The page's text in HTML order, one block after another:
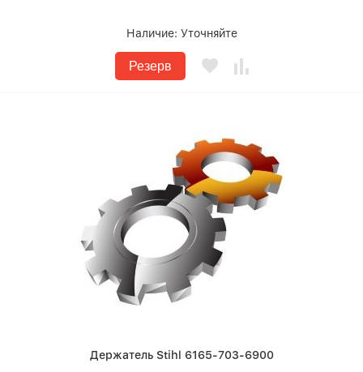
Наличие: Уточняйте
Резерв
Держатель Stihl 6165-703-6900